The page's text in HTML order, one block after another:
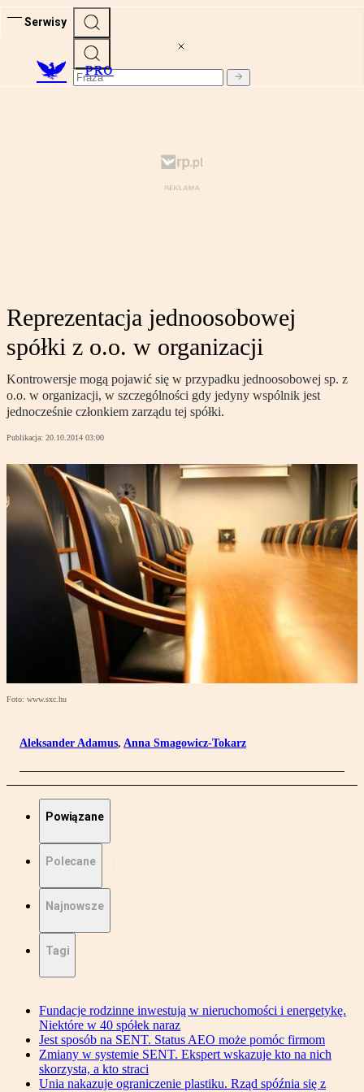
Serwisy
PRO
Reprezentacja jednoosobowej
spółki z o.o. w organizacji
Kontrowersje mogą pojawić się w przypadku jednoosobowej sp. z
o.o. w organizacji, w szczególności gdy jedyny wspólnik jest
jednocześnie członkiem zarządu tej spółki.
Publikacja: 20.10.2014 03:00
Foto: www.sxc.hu
Aleksander Adamus, Anna Smagowicz-Tokarz
Powiązane
Polecane
Najnowsze
Tagi
Fundacje rodzinne inwestują w nieruchomości i energetykę.
Niektóre w 40 spółek naraz
Jest sposób na SENT. Status AEO może pomóc firmom
Zmiany w systemie SENT. Ekspert wskazuje kto na nich
skorzysta, a kto straci
Unia nakazuje ograniczenie plastiku. Rząd spóźnia się z